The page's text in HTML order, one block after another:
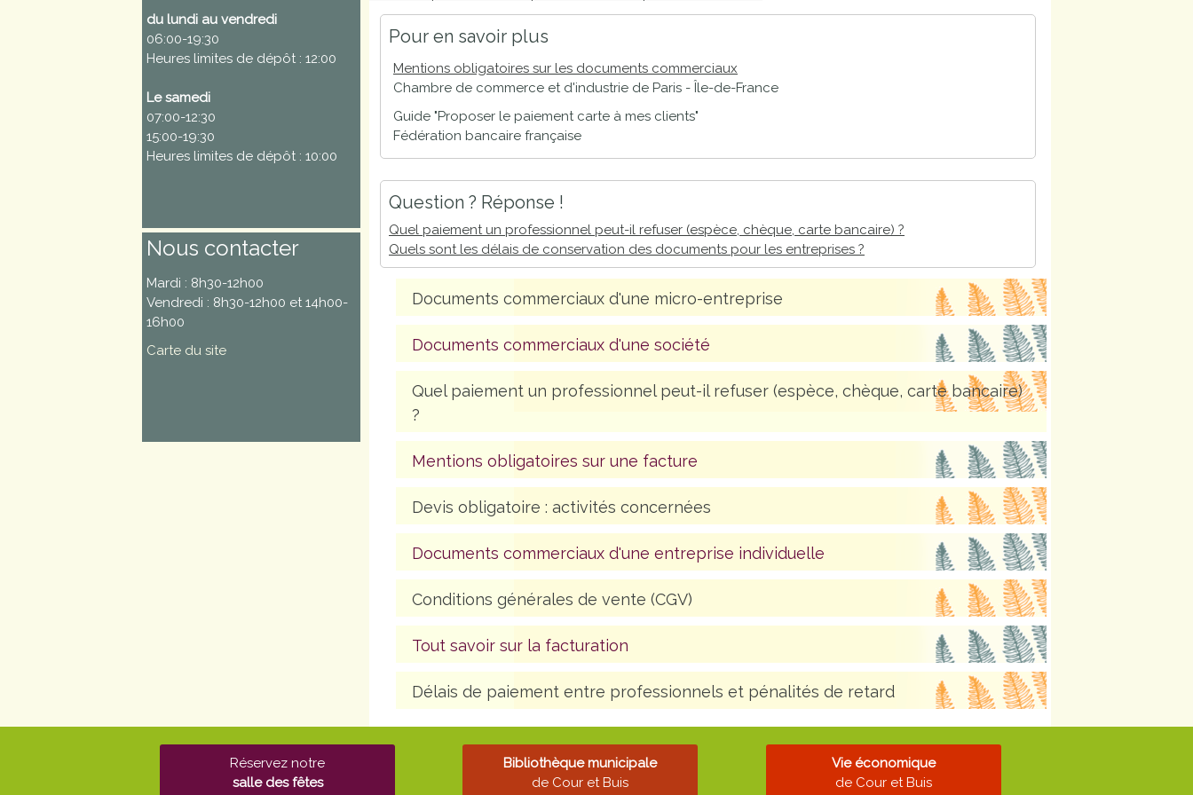
Marchés
publics
Réglementation
Démarches
Rhône
Médiathèque
municipale ABC
Établissements
scolaires
privés
proches de
Buis
et
s'amuser
Pour en savoir plus
Mentions obligatoires sur les documents commerciaux
Chambre de commerce et d'industrie de Paris - Île-de-France
Guide "Proposer le paiement carte à mes clients"
Fédération bancaire française
Question ? Réponse !
Quel paiement un professionnel peut-il refuser (espèce, chèque, carte bancaire) ?
Quels sont les délais de conservation des documents pour les entreprises ?
Documents commerciaux d'une micro-entreprise
Documents commerciaux d'une société
Quel paiement un professionnel peut-il refuser (espèce, chèque, carte bancaire)
?
Mentions obligatoires sur une facture
Devis obligatoire : activités concernées
Documents commerciaux d'une entreprise individuelle
Conditions générales de vente (CGV)
Tout savoir sur la facturation
Délais de paiement entre professionnels et pénalités de retard
du lundi au vendredi
06:00-19:30
Heures limites de dépôt : 12:00
Le samedi
07:00-12:30
15:00-19:30
Heures limites de dépôt : 10:00
Nous contacter
Mardi : 8h30-12h00
Vendredi : 8h30-12h00 et 14h00-
16h00
Carte du site
Réservez notre
salle des fêtes
Bibliothèque municipale
de Cour et Buis
Vie économique
de Cour et Buis